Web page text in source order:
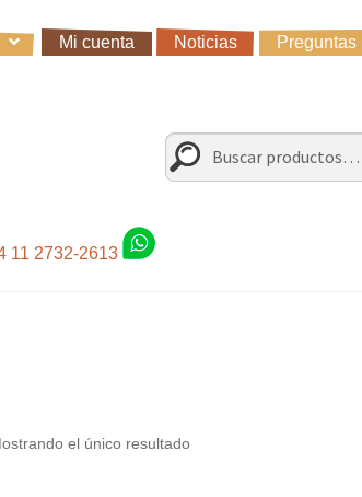
Mi cuenta Noticias Preguntas
Sugerencias y consultas
Buscar
por:
Buscar
11 2732-2613
el único resultado